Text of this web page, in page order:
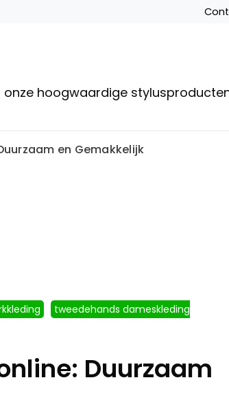
hoogwaardige
en Gemakkelijk
tweedehands dameskleding
Duurzaam